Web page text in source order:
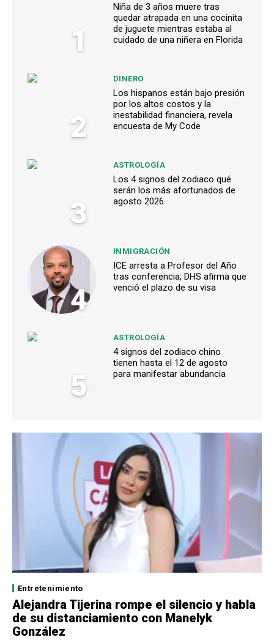
1
Niña de 3 años muere tras
quedar atrapada en una cocinita
de juguete mientras estaba al
cuidado de una niñera en Florida
2
DINERO
Los hispanos están bajo presión
por los altos costos y la
inestabilidad financiera, revela
encuesta de My Code
3
ASTROLOGÍA
Los 4 signos del zodiaco qué
serán los más afortunados de
agosto 2026
4
INMIGRACIÓN
ICE arresta a Profesor del Año
tras conferencia; DHS afirma que
venció el plazo de su visa
5
ASTROLOGÍA
4 signos del zodiaco chino
tienen hasta el 12 de agosto
para manifestar abundancia
Entretenimiento
Alejandra Tijerina rompe el silencio y habla
de su distanciamiento con Manelyk
González